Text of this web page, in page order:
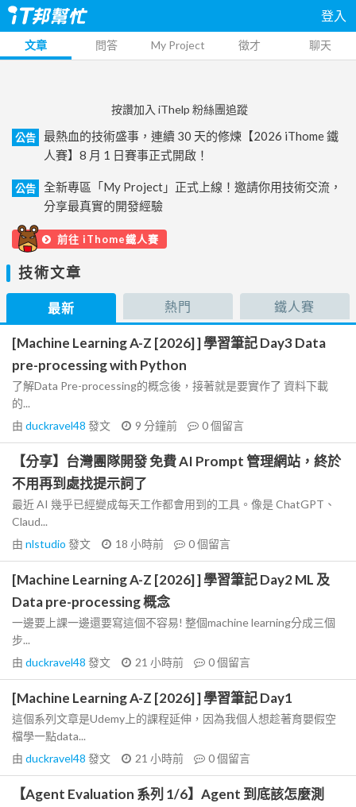
登入
文章 問答 My Project 徵才 聊天
按讚加入 iThelp 粉絲團追蹤
公告
最熱血的技術盛事，連續 30 天的修煉【2026 iThome 鐵
人賽】8 月 1 日賽事正式開啟！
公告
全新專區「My Project」正式上線！邀請你用技術交流，
分享最真實的開發經驗
前往 iThome鐵人賽
技術文章
最新 熱門 鐵人賽
[Machine Learning A-Z [2026] ] 學習筆記 Day3 Data
pre-processing with Python
了解Data Pre-processing的概念後，接著就是要實作了 資料下載
的...
由 duckravel48 發文 9 分鐘前 0個留言
【分享】台灣團隊開發 免費 AI Prompt 管理網站，終於
不用再到處找提示詞了
最近 AI 幾乎已經變成每天工作都會用到的工具。像是 ChatGPT、
Claud...
由 nlstudio 發文 18 小時前 0個留言
[Machine Learning A-Z [2026] ] 學習筆記 Day2 ML 及
Data pre-processing 概念
一邊要上課一邊還要寫這個不容易! 整個machine learning分成三個
步...
由 duckravel48 發文 21 小時前 0個留言
[Machine Learning A-Z [2026] ] 學習筆記 Day1
這個系列文章是Udemy上的課程延伸，因為我個人想趁著育嬰假空
檔學一點data...
由 duckravel48 發文 21 小時前 0個留言
【Agent Evaluation 系列 1/6】Agent 到底該怎麼測